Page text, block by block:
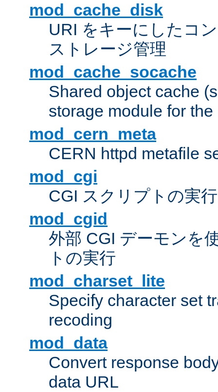
mod_cache_disk
URI をキーにしたコ
ストレージ管理
mod_cache_socache
Shared object cache
storage module for
mod_cern_meta
CERN httpd metafile
mod_cgi
CGI スクリプトの実行
mod_cgid
外部 CGI デーモンを
トの実行
mod_charset_lite
Specify character set
recoding
mod_data
Convert response
data URL